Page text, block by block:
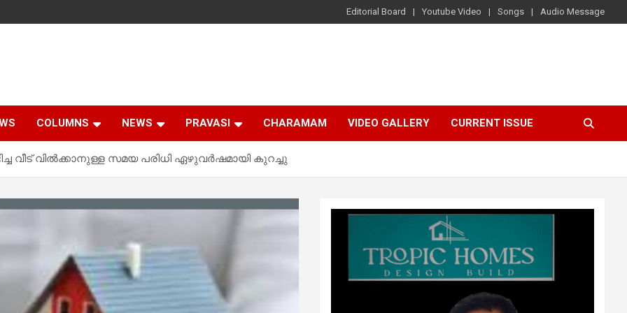
Editorial Board Youtube Video Songs Audio Message
COLUMNS NEWS PRAVASI CHARAMAM VIDEO GALLERY CURRENT ISSUE
വീട് വിൽക്കാനുള്ള സമയ പരിധി ഏഴുവർഷമായി കുറച്ചു